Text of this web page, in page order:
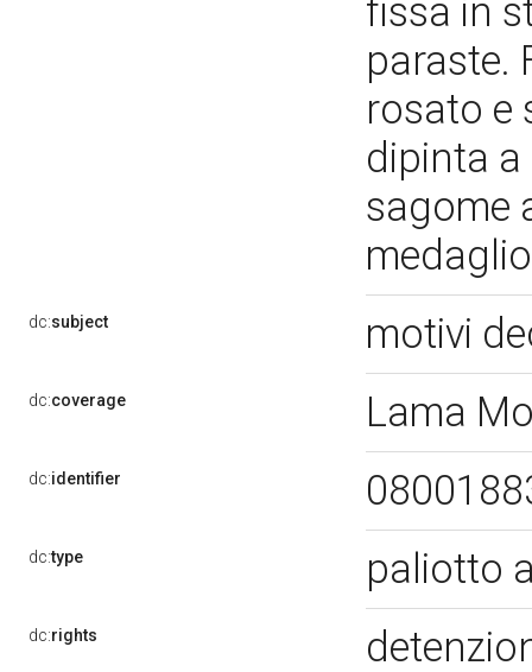
fissa in
paraste.
rosato e
dipinta
sagome
dc:subject motivi
dc:coverage Lama
dc:identifier
dc:type paliotto
dc:rights